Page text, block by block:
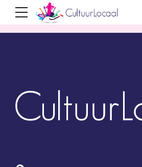
Muziek voor Peuters 6 wk 2 tot 4 jaar
Muziek op Schoot 6 wk 3 mnd tot 2 jaar